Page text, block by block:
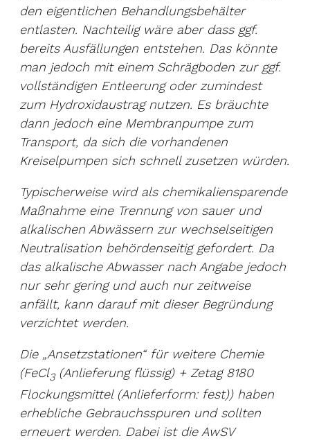
den eigentlichen Behandlungsbehälter
entlasten. Nachteilig wäre aber dass ggf.
bereits Ausfällungen entstehen. Das könnte
man jedoch mit einem Schrägboden zur ggf.
vollständigen Entleerung oder zumindest
zum Hydroxidaustrag nutzen. Es bräuchte
dann jedoch eine Membranpumpe zum
Transport, da sich die vorhandenen
Kreiselpumpen sich schnell zusetzen würden.
Typischerweise wird als chemikaliensparende
Maßnahme eine Trennung von sauer und
alkalischen Abwässern zur wechselseitigen
Neutralisation behördenseitig gefordert. Da
das alkalische Abwasser nach Angabe jedoch
nur sehr gering und auch nur zeitweise
anfällt, kann darauf mit dieser Begründung
verzichtet werden.
Die „Ansetzstationen“ für weitere Chemie
(FeCl3(Anlieferung flüssig) + Zetag 8180
Flockungsmittel (Anlieferform: fest)) haben
erhebliche Gebrauchsspuren und sollten
erneuert werden. Dabei ist die AwSV